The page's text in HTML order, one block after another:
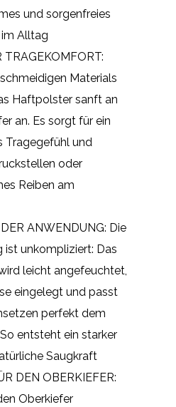
und sorgenfreies
Alltag
TRAGEKOMFORT:
Materials
Haftpolster sanft an
an. Es sorgt für ein
Tragegefühl und
oder
Reiben am
ANWENDUNG: Die
ist unkompliziert: Das
leicht angefeuchtet,
eingelegt und passt
perfekt dem
entsteht ein starker
Saugkraft
DEN OBERKIEFER:
Oberkiefer